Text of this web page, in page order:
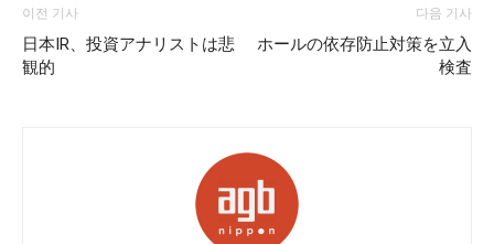
이전 기사
日本IR、投資アナリストは悲
観的
다음 기사
ホールの依存防止対策を立入
検査